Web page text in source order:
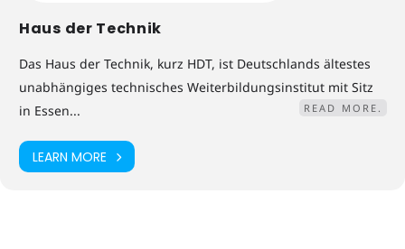
Haus der Technik
Das Haus der Technik, kurz HDT, ist Deutschlands ältestes
unabhängiges technisches Weiterbildungsinstitut mit Sitz
in Essen...
READ MORE.
LEARN MORE